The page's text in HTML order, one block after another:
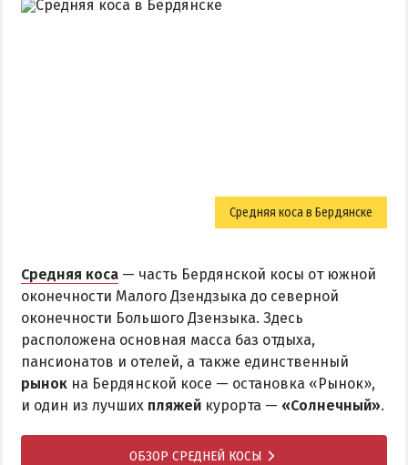
Средняя коса в Бердянске
Средняя коса — часть Бердянской косы от южной
оконечности Малого Дзендзыка до северной
оконечности Большого Дзензыка. Здесь
расположена основная масса баз отдыха,
пансионатов и отелей, а также единственный
рынок на Бердянской косе — остановка «Рынок»,
и один из лучших пляжей курорта — «Солнечный».
ОБЗОР СРЕДНЕЙ КОСЫ